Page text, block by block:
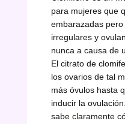
para mujeres que
embarazadas
irregulares y
nunca a causa de
El citrato de
los ovarios de tal
más óvulos hasta
inducir la
sabe claramente